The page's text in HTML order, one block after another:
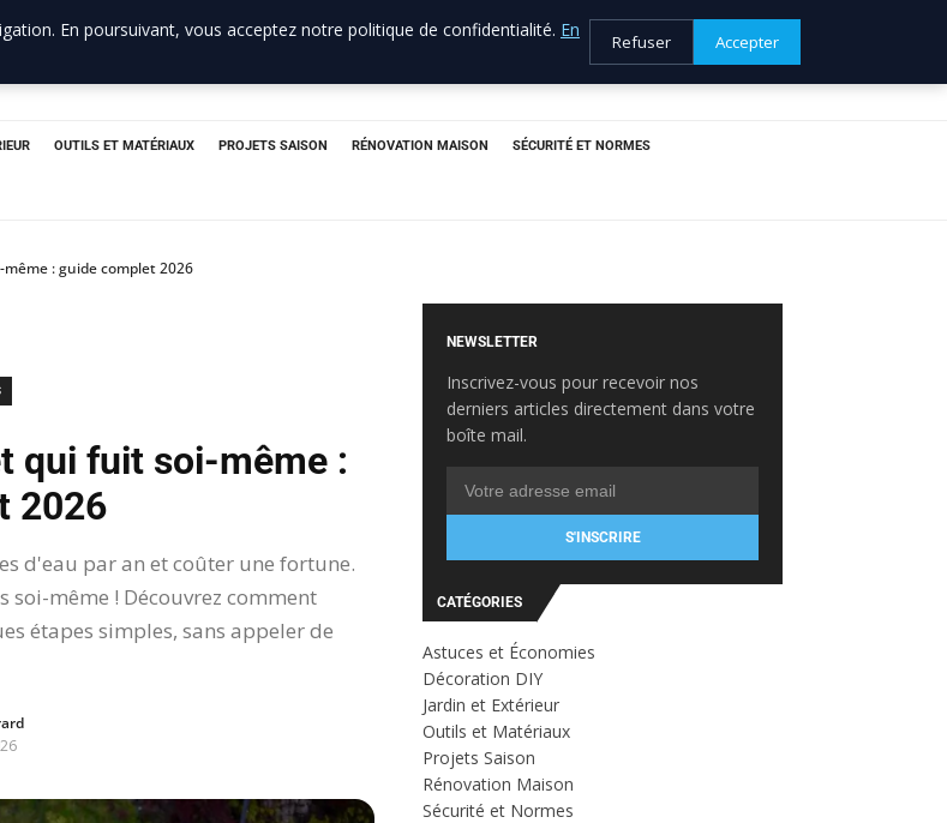
OUTILS ET MATÉRIAUX PROJETS SAISON RÉNOVATION MAISON SÉCURITÉ ET NORMES
: guide complet 2026
qui fuit soi-même :
2026
d'eau par an et coûter une fortune.
soi-même ! Découvrez comment
étapes simples, sans appeler de
NEWSLETTER
Inscrivez-vous pour recevoir nos
derniers articles directement dans votre
boîte mail.
S'INSCRIRE
CATÉGORIES
Astuces et Économies
Décoration DIY
Jardin et Extérieur
Outils et Matériaux
Projets Saison
Rénovation Maison
Sécurité et Normes
En poursuivant, vous acceptez notre politique de confidentialité. En
Refuser Accepter